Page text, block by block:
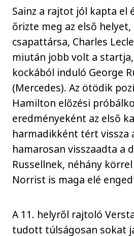
Sainz a rajtot jól kapta el
őrizte meg az első
csapattársa, Charles
miután jobb volt a
kockából induló George
(Mercedes). Az ötödik
Hamilton előzési
eredményeként az első
harmadikként tért vissza
hamarosan visszaadta a
Russellnek, néhány
Norrist is maga elé
A 11. helyről rajtoló
tudott túlságosan sokat